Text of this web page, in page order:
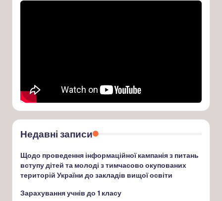
Недавні записи
Щодо проведення інформаційної кампанія з питань
вступу дітей та молоді з тимчасово окупованих
територій України до закладів вищої освіти
Зарахування учнів до 1 класу